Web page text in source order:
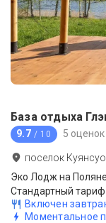
База отдыха
9.7 / 10 5 оценок
поселок Куянсуо
Эко Лодж на Поляне
Стандартный тариф
Включен
Моментальное